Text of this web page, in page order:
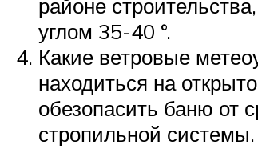
районе
углом 35-40 °.
Какие ветровые
находиться на
обезопасить баню от
стропильной